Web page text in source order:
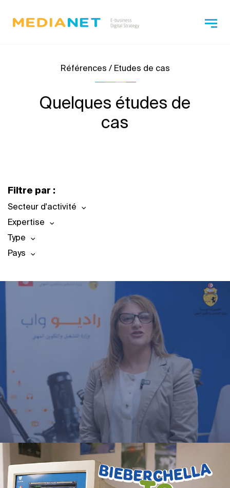
Références / Etudes de cas
Quelques études de
cas
Filtre par :
Secteur d'activité
Expertise
Type
Pays